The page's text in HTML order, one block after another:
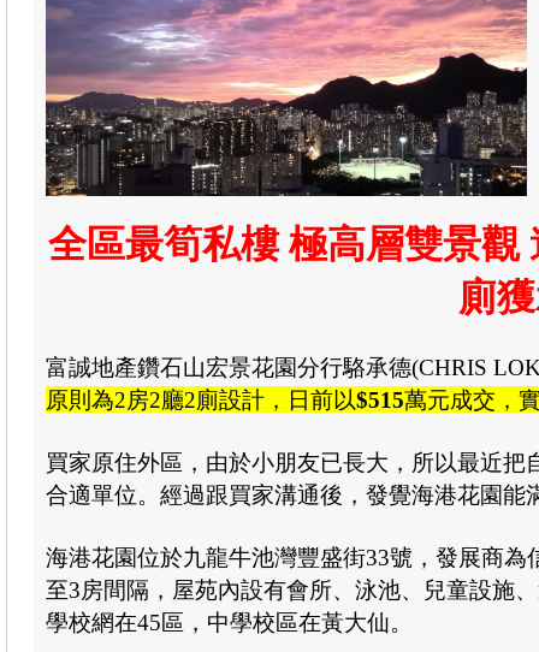
全區最筍私樓 極高層雙景
廁
富誠地產鑽石山宏景花園分行駱承德(CHRIS
原則為2房2廳2廁設計，日前以$515萬元成交，
買家原住外區，由於小朋友已長大，所以最近
合適單位。經過跟買家溝通後，發覺海港花園能
海港花園位於九龍牛池灣豐盛街33號，發展商
至3房間隔，屋苑內設有會所、泳池、兒童設施
學校網在45區，中學校區在黃大仙。